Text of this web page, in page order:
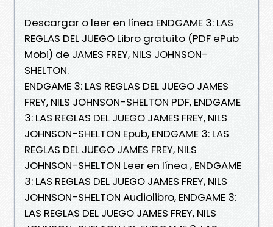
Descargar o leer en línea ENDGAME 3: LAS
REGLAS DEL JUEGO Libro gratuito (PDF ePub
Mobi) de JAMES FREY, NILS JOHNSON-
SHELTON.
ENDGAME 3: LAS REGLAS DEL JUEGO JAMES
FREY, NILS JOHNSON-SHELTON PDF, ENDGAME
3: LAS REGLAS DEL JUEGO JAMES FREY, NILS
JOHNSON-SHELTON Epub, ENDGAME 3: LAS
REGLAS DEL JUEGO JAMES FREY, NILS
JOHNSON-SHELTON Leer en línea , ENDGAME
3: LAS REGLAS DEL JUEGO JAMES FREY, NILS
JOHNSON-SHELTON Audiolibro, ENDGAME 3:
LAS REGLAS DEL JUEGO JAMES FREY, NILS